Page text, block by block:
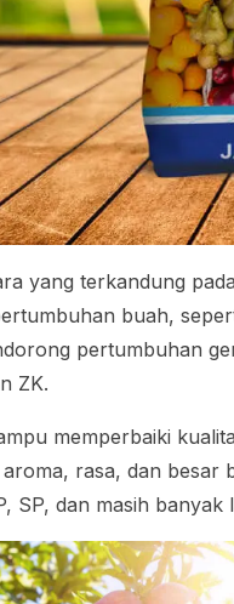
yang terkandung
buah,
pertumbuhan
ZK.
memperbaiki
rasa, dan
SP, dan masih banyak